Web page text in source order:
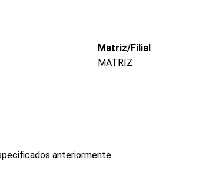
Matriz/Filial
MATRIZ
anteriormente